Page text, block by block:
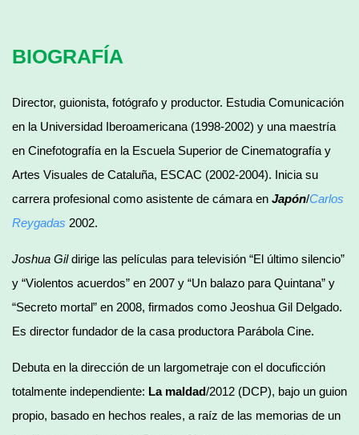
BIOGRAFÍA
Director, guionista, fotógrafo y productor. Estudia Comunicación
en la Universidad Iberoamericana (1998-2002) y una maestría
en Cinefotografía en la Escuela Superior de Cinematografía y
Artes Visuales de Cataluña, ESCAC (2002-2004). Inicia su
carrera profesional como asistente de cámara en Japón/Carlos
Reygadas 2002.
Joshua Gildirige las películas para televisión “El último silencio”
y “Violentos acuerdos” en 2007 y “Un balazo para Quintana” y
“Secreto mortal” en 2008, firmados como Jeoshua Gil Delgado.
Es director fundador de la casa productora Parábola Cine.
Debuta en la dirección de un largometraje con el docuficción
totalmente independiente: La maldad/2012 (DCP), bajo un guion
propio, basado en hechos reales, a raíz de las memorias de un